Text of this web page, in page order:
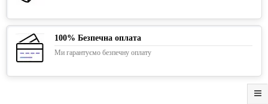
100% Безпечна оплата
Ми гарантуємо безпечну оплату